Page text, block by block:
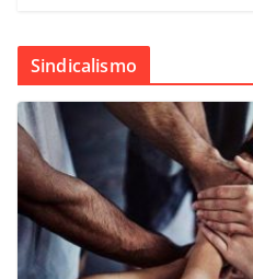
Sindicalismo